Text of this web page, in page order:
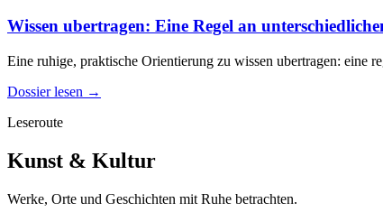
Wissen ubertragen: Eine Regel an
Eine ruhige, praktische Orientierung zu wissen ubertragen: eine
Dossier lesen →
Leseroute
Kunst & Kultur
Werke, Orte und Geschichten mit Ruhe betrachten.